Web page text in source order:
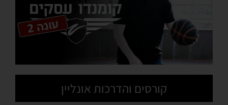
קורסים והדרכות אונליין